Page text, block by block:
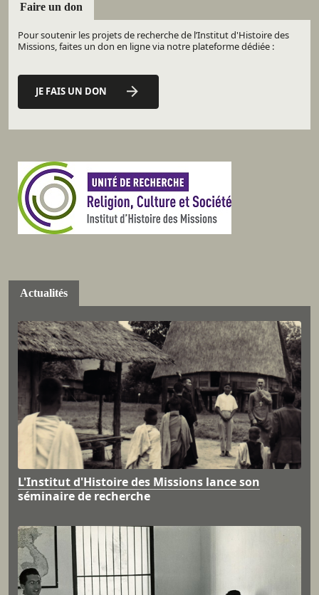
Faire un don
Pour soutenir les projets de recherche de l’Institut d'Histoire des
Missions, faites un don en ligne via notre plateforme dédiée :
JE FAIS UN DON
Actualités
L'Institut d'Histoire des Missions lance son
séminaire de recherche